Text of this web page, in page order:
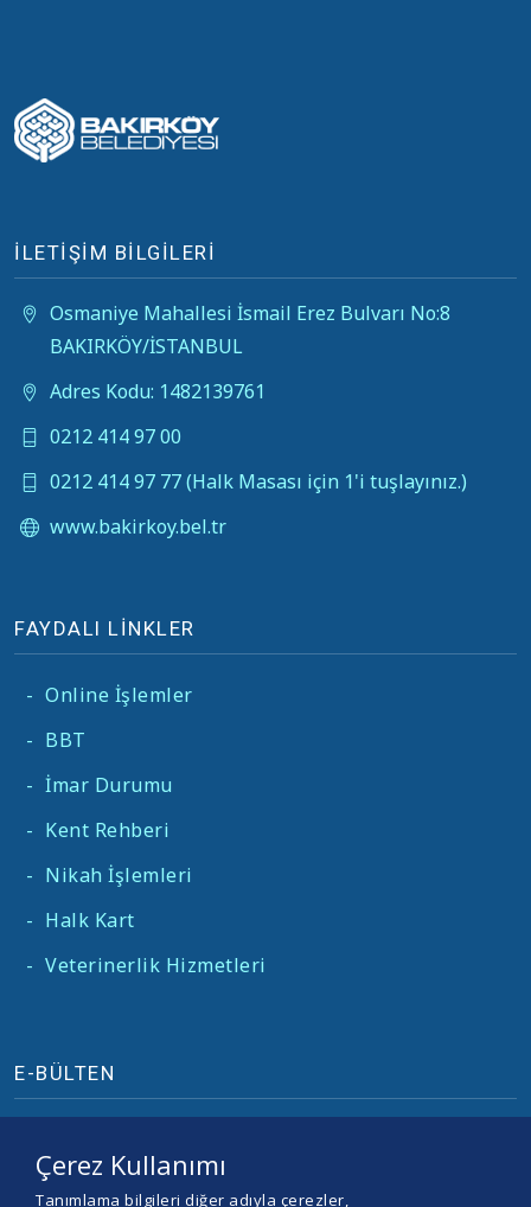
İLETİŞİM BİLGİLERİ
Osmaniye Mahallesi İsmail Erez Bulvarı No:8
BAKIRKÖY/İSTANBUL
Adres Kodu: 1482139761
0212 414 97 00
0212 414 97 77 (Halk Masası için 1'i tuşlayınız.)
www.bakirkoy.bel.tr
FAYDALI LİNKLER
- Online İşlemler
- BBT
- İmar Durumu
- Kent Rehberi
- Nikah İşlemleri
- Halk Kart
- Veterinerlik Hizmetleri
E-BÜLTEN
Çerez Kullanımı
Tanımlama bilgileri diğer adıyla çerezler,